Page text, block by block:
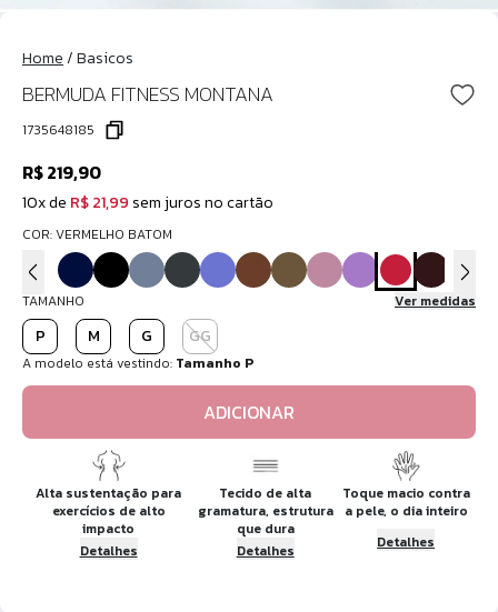
Home/Basicos
BERMUDA FITNESS MONTANA
1735648185
R$ 219,90
10x de R$ 21,99 sem juros no cartão
COR: VERMELHO BATOM
TAMANHO Ver medidas
P M G GG
A modelo está vestindo: Tamanho P
ADICIONAR
Alta sustentação para
exercícios de alto
impacto
Detalhes
Tecido de alta
gramatura, estrutura
que dura
Detalhes
Toque macio contra
a pele, o dia inteiro
Detalhes